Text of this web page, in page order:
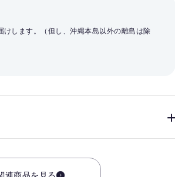
します。（但し、沖縄本島以外の離島は除
連商品を見る